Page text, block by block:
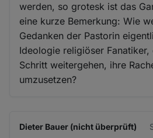
werden, so grotesk ist das
eine kurze Bemerkung: Wie
Gedanken der Pastorin
Ideologie religiöser
Schritt weitergehen, ihre
umzusetzen?
Dieter Bauer (nicht überprüft)